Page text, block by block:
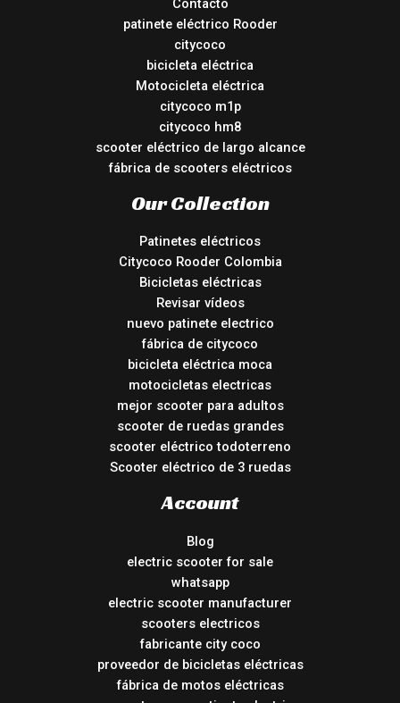
patinete eléctrico Rooder
citycoco
bicicleta eléctrica
Motocicleta eléctrica
citycoco m1p
citycoco hm8
scooter eléctrico de largo alcance
fábrica de scooters eléctricos
Our Collection
Patinetes eléctricos
Citycoco Rooder Colombia
Bicicletas eléctricas
Revisar vídeos
nuevo patinete electrico
fábrica de citycoco
bicicleta eléctrica moca
motocicletas electricas
mejor scooter para adultos
scooter de ruedas grandes
scooter eléctrico todoterreno
Scooter eléctrico de 3 ruedas
Account
Blog
electric scooter for sale
whatsapp
electric scooter manufacturer
scooters electricos
fabricante city coco
proveedor de bicicletas eléctricas
fábrica de motos eléctricas